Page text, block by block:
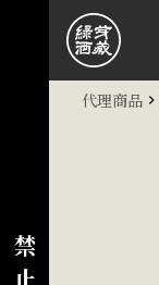
代理商品